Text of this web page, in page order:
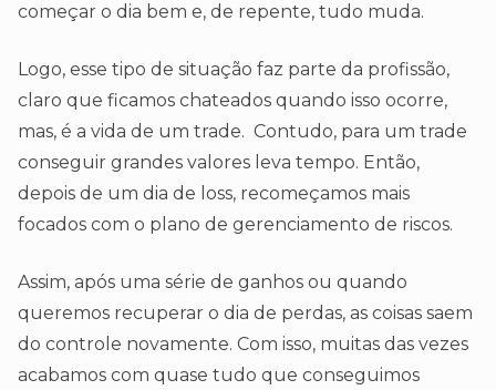
começar o dia bem e, de repente, tudo muda.
Logo, esse tipo de situação faz parte da profissão,
claro que ficamos chateados quando isso ocorre,
mas, é a vida de um trade. Contudo, para um trade
conseguir grandes valores leva tempo. Então,
depois de um dia de loss, recomeçamos mais
focados com o plano de gerenciamento de riscos.
Assim, após uma série de ganhos ou quando
queremos recuperar o dia de perdas, as coisas saem
do controle novamente. Com isso, muitas das vezes
acabamos com quase tudo que conseguimos